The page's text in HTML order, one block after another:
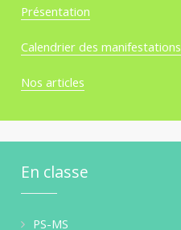
Présentation
Calendrier des manifestations
Nos articles
En classe
PS-MS